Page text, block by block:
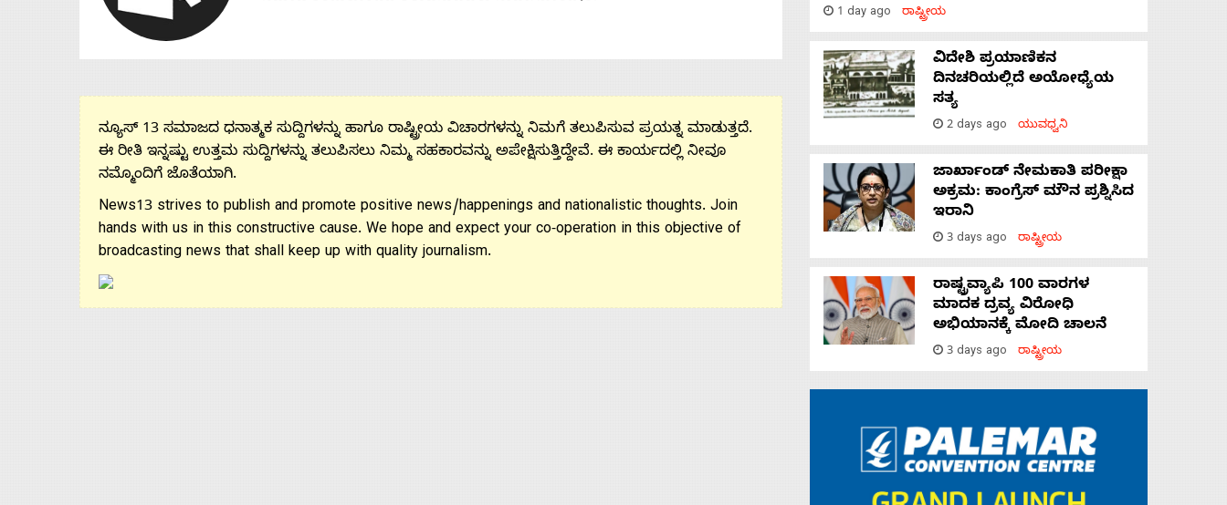
ನ್ಯೂಸ್ 13 ಸಮಾಜದ ಧನಾತ್ಮಕ ಸುದ್ದಿಗಳನ್ನು ಹಾಗೂ ರಾಷ್ಟ್ರೀಯ ವಿಚಾರಗಳನ್ನು ನಿಮಗೆ ತಲುಪಿಸುವ ಪ್ರಯತ್ನ ಮಾಡುತ್ತದೆ.
ಈ ರೀತಿ ಇನ್ನಷ್ಟು ಉತ್ತಮ ಸುದ್ದಿಗಳನ್ನು ತಲುಪಿಸಲು ನಿಮ್ಮ ಸಹಕಾರವನ್ನು ಅಪೇಕ್ಷಿಸುತ್ತಿದ್ದೇವೆ. ಈ ಕಾರ್ಯದಲ್ಲಿ ನೀವೂ
ನಮ್ಮೊಂದಿಗೆ ಜೊತೆಯಾಗಿ.
News13 strives to publish and promote positive news/happenings and nationalistic thoughts. Join
hands with us in this constructive cause. We hope and expect your co-operation in this objective of
broadcasting news that shall keep up with quality journalism.
1 day ago ರಾಷ್ಟ್ರೀಯ
ವಿದೇಶಿ ಪ್ರಯಾಣಿಕನ
ದಿನಚರಿಯಲ್ಲಿದೆ ಅಯೋಧ್ಯೆಯ
ಸತ್ಯ
2 days ago ಯುವಧ್ವನಿ
ಜಾರ್ಖಾಂಡ್‌ ನೇಮಕಾತಿ ಪರೀಕ್ಷಾ
ಅಕ್ರಮ: ಕಾಂಗ್ರೆಸ್‌ ಮೌನ ಪ್ರಶ್ನಿಸಿದ
ಇರಾನಿ
3 days ago ರಾಷ್ಟ್ರೀಯ
ರಾಷ್ಟ್ರವ್ಯಾಪಿ 100 ವಾರಗಳ
ಮಾದಕ ದ್ರವ್ಯ ವಿರೋಧಿ
ಅಭಿಯಾನಕ್ಕೆ ಮೋದಿ ಚಾಲನೆ
3 days ago ರಾಷ್ಟ್ರೀಯ